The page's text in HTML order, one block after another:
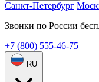
Санкт-Петербург
Звонки по России
+7 (800) 555-46-75
RU